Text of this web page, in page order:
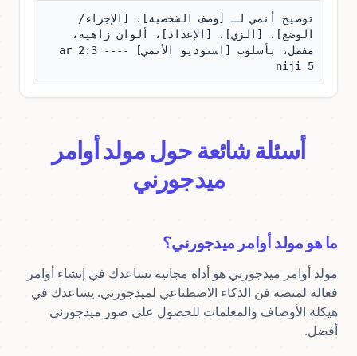
توضيح أنمي لـ [وصف الشخصية]، [الإجراء/
مفصل، بأسلوب [استوديو الأنمي] --ar 2:3 --
niji 5
أسئلة شائعة حول مولد أوامر
ميدجورني
ما هو مولد أوامر ميدجورني؟
أفضل.